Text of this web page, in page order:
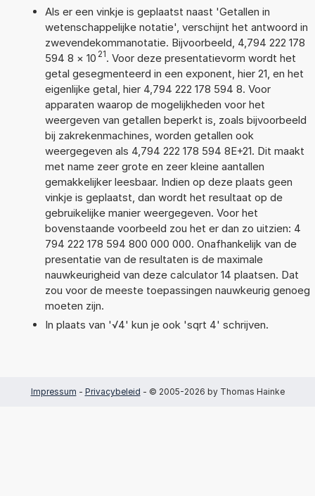
Als er een vinkje is geplaatst naast 'Getallen in
wetenschappelijke notatie', verschijnt het antwoord in
zwevendekommanotatie. Bijvoorbeeld, 4,794 222 178
594 8 × 10 21. Voor deze presentatievorm wordt het
getal gesegmenteerd in een exponent, hier 21, en het
eigenlijke getal, hier 4,794 222 178 594 8. Voor
apparaten waarop de mogelijkheden voor het
weergeven van getallen beperkt is, zoals bijvoorbeeld
bij zakrekenmachines, worden getallen ook
weergegeven als 4,794 222 178 594 8E+21. Dit maakt
met name zeer grote en zeer kleine aantallen
gemakkelijker leesbaar. Indien op deze plaats geen
vinkje is geplaatst, dan wordt het resultaat op de
gebruikelijke manier weergegeven. Voor het
bovenstaande voorbeeld zou het er dan zo uitzien: 4
794 222 178 594 800 000 000. Onafhankelijk van de
presentatie van de resultaten is de maximale
nauwkeurigheid van deze calculator 14 plaatsen. Dat
zou voor de meeste toepassingen nauwkeurig genoeg
moeten zijn.
In plaats van '√4' kun je ook 'sqrt 4' schrijven.
Impressum - Privacybeleid - © 2005-2026 by Thomas Hainke